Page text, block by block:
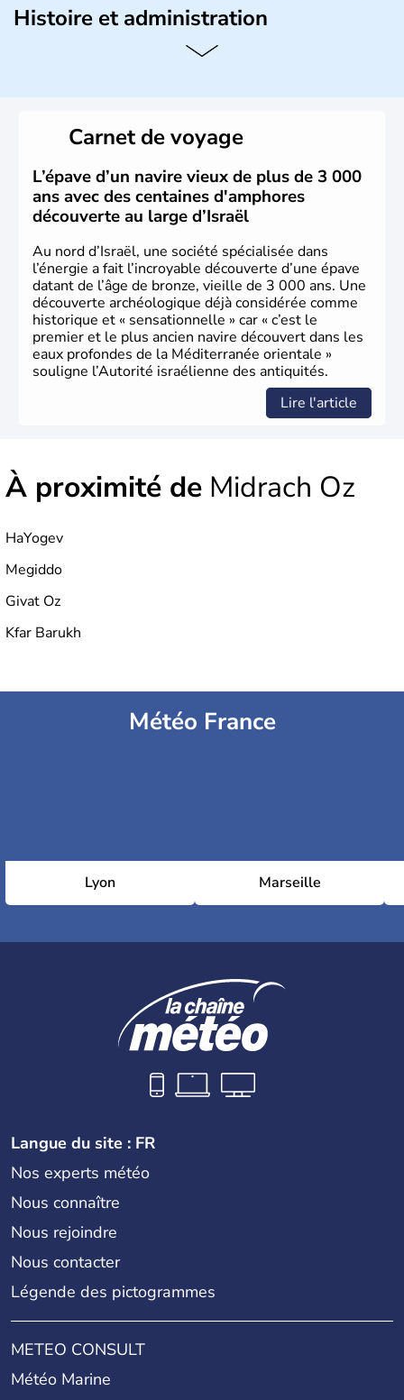
Histoire et administration
L'Israël est un état de la partie est de la Méditerranée,
vrai essor économique dans le domaine des nouvelles
Carnet de voyage
L’épave d’un navire vieux de plus de 3 000
ans avec des centaines d'amphores
découverte au large d’Israël
Au nord d’Israël, une société spécialisée dans
l’énergie a fait l’incroyable découverte d’une épave
datant de l’âge de bronze, vieille de 3 000 ans. Une
découverte archéologique déjà considérée comme
historique et « sensationnelle » car « c’est le
premier et le plus ancien navire découvert dans les
eaux profondes de la Méditerranée orientale »
souligne l’Autorité israélienne des antiquités.
Lire l'article
À proximité de Midrach Oz
HaYogev
Megiddo
Givat Oz
Kfar Barukh
Météo France
Lyon Marseille
Langue du site : FR
Nos experts météo
Nous connaître
Nous rejoindre
Nous contacter
Légende des pictogrammes
METEO CONSULT
Météo Marine